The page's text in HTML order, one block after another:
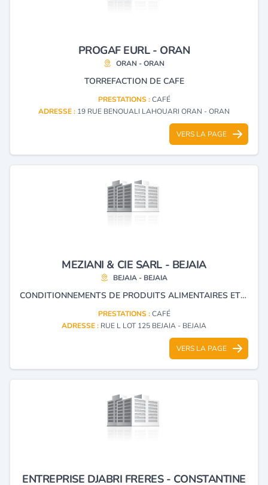
PROGAF EURL - ORAN
ORAN - ORAN
TORREFACTION DE CAFE
PRESTATIONS :CAFÉ
ADRESSE : 19 RUE BENOUALI LAHOUARI ORAN - ORAN
VERS LA PAGE
MEZIANI & CIE SARL - BEJAIA
BEJAIA - BEJAIA
CONDITIONNEMENTS DE PRODUITS ALIMENTAIRES ET VENTE DE CAFÉ
PRESTATIONS :CAFÉ
ADRESSE : RUE L LOT 125 BEJAIA - BEJAIA
VERS LA PAGE
ENTREPRISE DJABRI FRERES - CONSTANTINE